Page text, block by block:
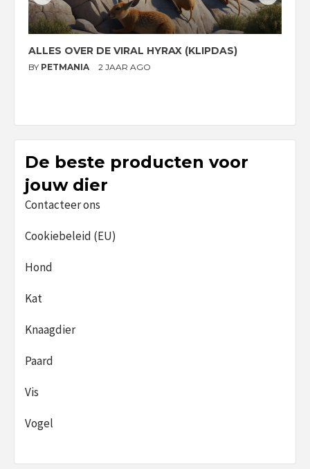
ALLES OVER DE VIRAL HYRAX (KLIPDAS)
BY PETMANIA 2 JAAR AGO
De beste producten voor
jouw dier
Contacteer ons
Cookiebeleid (EU)
Hond
Kat
Knaagdier
Paard
Vis
Vogel